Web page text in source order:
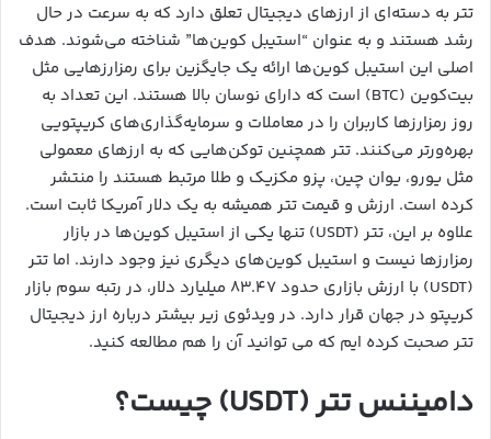
تتر به دسته‌ای از ارزهای دیجیتال تعلق دارد که به سرعت در حال
رشد هستند و به عنوان “استیبل کوین‌ها” شناخته می‌شوند. هدف
اصلی این استیبل کوین‌ها ارائه یک جایگزین برای رمزارزهایی مثل
بیت‌کوین (BTC) است که دارای نوسان بالا هستند. این تعداد به
روز رمزارزها کاربران را در معاملات و سرمایه‌گذاری‌های کریپتویی
بهره‌ورتر می‌کنند. تتر همچنین توکن‌هایی که به ارزهای معمولی
مثل یورو، یوان چین، پزو مکزیک و طلا مرتبط هستند را منتشر
کرده است. ارزش و قیمت تتر همیشه به یک دلار آمریکا ثابت است.
علاوه بر این، تتر (USDT) تنها یکی از استیبل کوین‌ها در بازار
رمزارزها نیست و استیبل کوین‌های دیگری نیز وجود دارند. اما تتر
(USDT) با ارزش بازاری حدود ۸۳.۴۷ میلیارد دلار، در رتبه سوم بازار
کریپتو در جهان قرار دارد. در ویدئوی زیر بیشتر درباره ارز دیجیتال
تتر صحبت کرده ایم که می توانید آن را هم مطالعه کنید.
دامیننس تتر (USDT) چیست؟